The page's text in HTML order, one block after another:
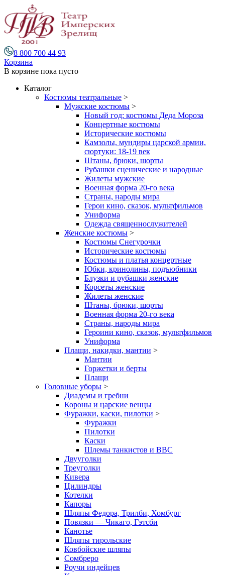
8 800 700 44 93
Корзина
В корзине пока пусто
Каталог
Костюмы театральные >
Мужские костюмы >
Новый год: костюмы Деда Мороза
Концертные костюмы
Исторические костюмы
Камзолы, мундиры царской армии,
сюртуки: 18-19 век
Штаны, брюки, шорты
Рубашки сценические и народные
Жилеты мужские
Военная форма 20-го века
Страны, народы мира
Герои кино, сказок, мультфильмов
Униформа
Одежда священнослужителей
Женские костюмы >
Костюмы Снегурочки
Исторические костюмы
Костюмы и платья концертные
Юбки, кринолины, подъюбники
Блузки и рубашки женские
Корсеты женские
Жилеты женские
Штаны, брюки, шорты
Военная форма 20-го века
Страны, народы мира
Героини кино, сказок, мультфильмов
Униформа
Плащи, накидки, мантии >
Мантии
Горжетки и берты
Плащи
Головные уборы >
Диадемы и гребни
Короны и царские венцы
Фуражки, каски, пилотки >
Фуражки
Пилотки
Каски
Шлемы танкистов и ВВС
Двууголки
Треуголки
Кивера
Цилиндры
Котелки
Капоры
Шляпы Федора, Трилби, Хомбург
Повязки — Чикаго, Гэтсби
Канотье
Шляпы тирольские
Ковбойские шляпы
Сомбреро
Роучи индейцев